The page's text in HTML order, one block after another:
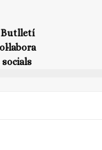
Butlletí
socials